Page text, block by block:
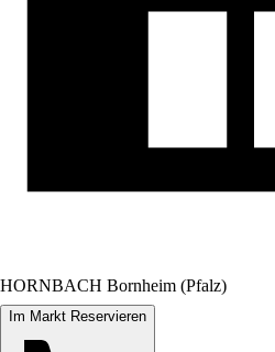
HORNBACH Bornheim (Pfalz)
Im Markt Reservieren